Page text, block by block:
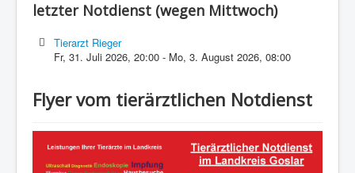
letzter Notdienst (wegen Mittwoch)
Tierarzt Rieger
Fr, 31. Juli 2026,20:00 - Mo, 3. August 2026,08:00
Flyer vom tierärztlichen Notdienst